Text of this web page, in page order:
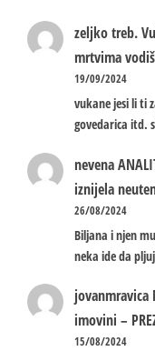
zeljko treb.
mrtvima
19/09/2024
vukane jesi li ti
govedarica itd.
nevena
iznijela
26/08/2024
Biljana i njen
neka ide da
jovanmravica
imovini –
15/08/2024